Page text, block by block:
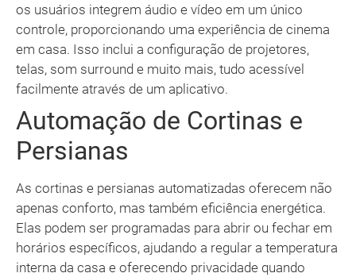
os usuários integrem áudio e vídeo em um único
controle, proporcionando uma experiência de cinema
em casa. Isso inclui a configuração de projetores,
telas, som surround e muito mais, tudo acessível
facilmente através de um aplicativo.
Automação de Cortinas e
Persianas
As cortinas e persianas automatizadas oferecem não
apenas conforto, mas também eficiência energética.
Elas podem ser programadas para abrir ou fechar em
horários específicos, ajudando a regular a temperatura
interna da casa e oferecendo privacidade quando